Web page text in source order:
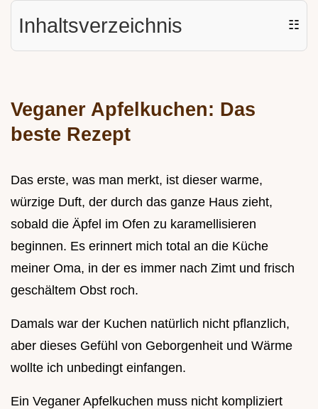
Inhaltsverzeichnis ☷
Veganer Apfelkuchen: Das
beste Rezept
Das erste, was man merkt, ist dieser warme,
würzige Duft, der durch das ganze Haus zieht,
sobald die Äpfel im Ofen zu karamellisieren
beginnen. Es erinnert mich total an die Küche
meiner Oma, in der es immer nach Zimt und frisch
geschältem Obst roch.
Damals war der Kuchen natürlich nicht pflanzlich,
aber dieses Gefühl von Geborgenheit und Wärme
wollte ich unbedingt einfangen.
Ein Veganer Apfelkuchen muss nicht kompliziert